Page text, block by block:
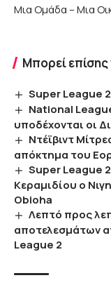
Μια Ομάδα – Μια
Μπορεί
Super League
National
υποδέχονται οι
Ντέϊβιντ
απόκτημα του
Super League
Κεραμιδίου ο
Obioha
Λεπτό προς
αποτελεσμάτων
League 2